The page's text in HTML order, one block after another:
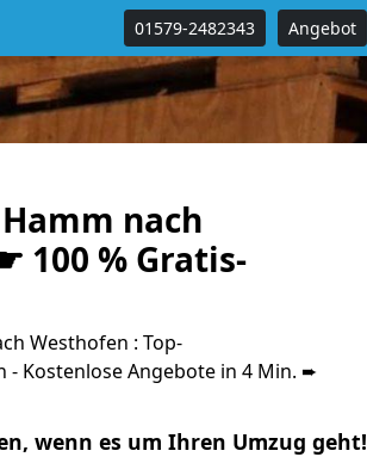
01579-2482343 Angebot
nach
100 % Gratis-
Westhofen : Top-
- Kostenlose Angebote in 4 Min. ➨
wenn es um Ihren Umzug geht!